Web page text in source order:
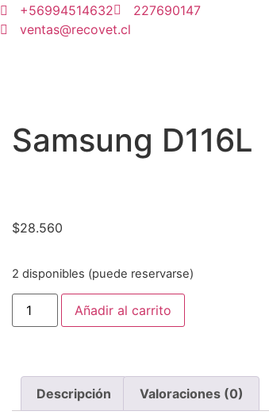
+56994514632
227690147
ventas@recovet.cl
Samsung D116L
$28.560
2 disponibles (puede reservarse)
Añadir al carrito
Descripción Valoraciones (0)